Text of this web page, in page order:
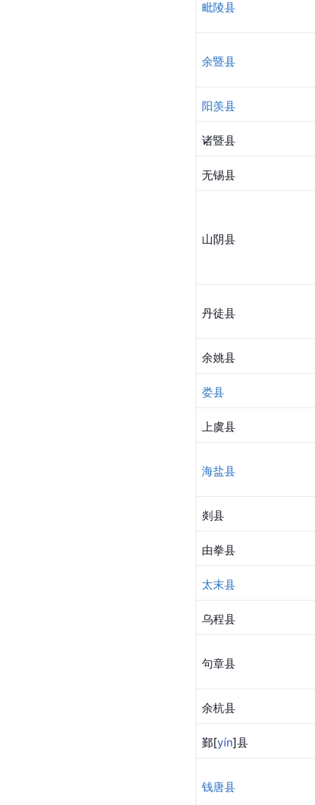
毗陵县
余暨县
阳羡县
诸暨县
无锡县
山阴县
丹徒县
余姚县
娄县
上虞县
海盐县
剡县
由拳县
太末县
乌程县
句章县
余杭县
鄞[yín]县
钱唐县